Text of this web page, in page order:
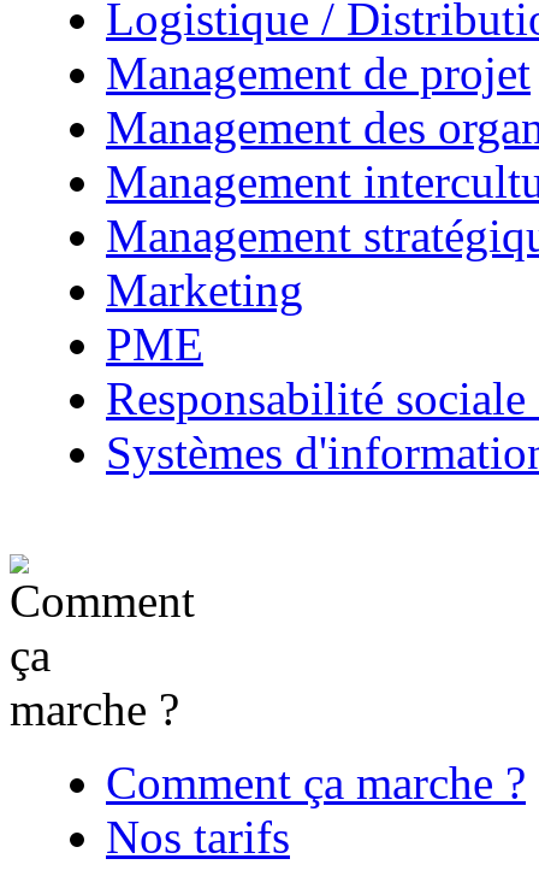
Logistique /
Management de projet
Management des
Management
Management
Marketing
PME
Responsabilité
Systèmes
Comment ça marche ?
Nos tarifs